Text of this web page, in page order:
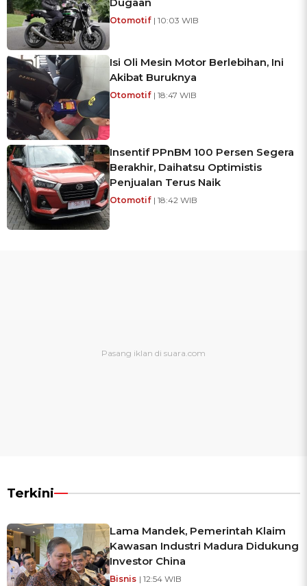
Otomotif | 10:03 WIB
Isi Oli Mesin Motor Berlebihan, Ini
Akibat Buruknya
Otomotif | 18:47 WIB
Insentif PPnBM 100 Persen Segera
Berakhir, Daihatsu Optimistis
Penjualan Terus Naik
Otomotif | 18:42 WIB
Terkini
Lama Mandek, Pemerintah Klaim
Kawasan Industri Madura Didukung
Investor China
Bisnis | 12:54 WIB